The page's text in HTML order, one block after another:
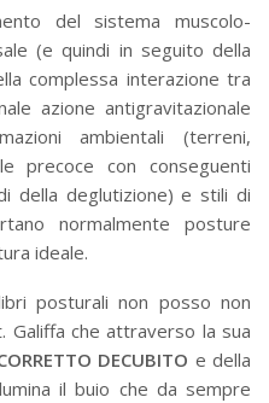
del sistema muscolo-
(e quindi in seguito della
complessa interazione tra
azione antigravitazionale
ambientali (terreni,
precoce con conseguenti
della deglutizione) e stili di
normalmente posture
ideale.
posturali non posso non
che attraverso la sua
DECUBITO e della
il buio che da sempre